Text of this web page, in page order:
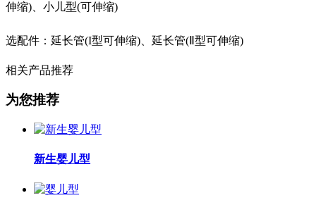
伸缩)、小儿型(可伸缩)
选配件：延长管(I型可伸缩)、延长管(Ⅱ型可伸缩)
相关产品推荐
为您推荐
新生婴儿型